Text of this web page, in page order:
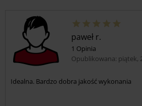
paweł r.
1 Opinia
Opublikowana: piątek,
Idealna. Bardzo dobra jakość wykonania